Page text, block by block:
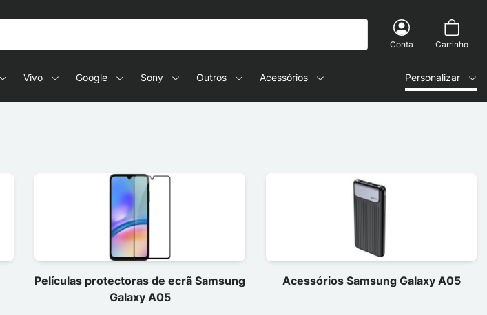
Conta Carrinho
Vivo Google Sony Outros Acessórios Personalizar
Películas protectoras de ecrã Samsung
Galaxy A05
Acessórios Samsung Galaxy A05